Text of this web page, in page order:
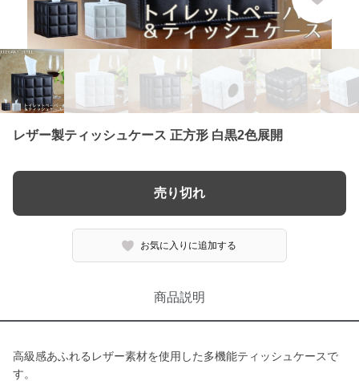
レザー製ティッシュケース 正方形 白黒2色展開
売り切れ
お気に入りに追加する
商品説明
高級感あふれるレザー素材を使用した多機能ティッシュケースで
す。